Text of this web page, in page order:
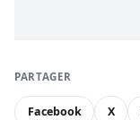
PARTAGER
Facebook X